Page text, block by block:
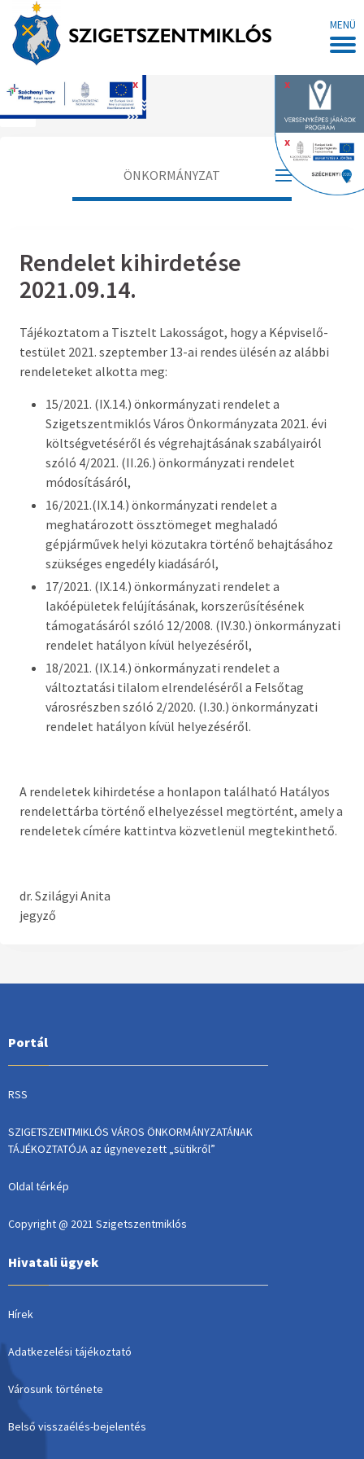
MENÜ
x
x
x
Főoldal
ÖNKORMÁNYZAT
Alpolgármester
Jegyző
Aljegyző
Országgyűlési képviselő
Képviselő-testület tagok és munkatervek
Képviselő-testületi és bizottsági ülések
anyagai
Hatályos rendelettár >
Képviselő-testületi tagok önéletrajzai,
vagyonnyilatkozatok
Bizottságok
Rendeletek kihirdetése
Nemzetiségi Önkormányzatok
Koncepciók
Rendelet kihirdetése
2021.09.14.
Tájékoztatom a Tisztelt Lakosságot, hogy a Képviselő-
testület 2021. szeptember 13-ai rendes ülésén az alábbi
rendeleteket alkotta meg:
15/2021. (IX.14.) önkormányzati rendelet a
Szigetszentmiklós Város Önkormányzata 2021. évi
költségvetéséről és végrehajtásának szabályairól
szóló 4/2021. (II.26.) önkormányzati rendelet
módosításáról,
16/2021.(IX.14.) önkormányzati rendelet a
meghatározott össztömeget meghaladó
gépjárművek helyi közutakra történő behajtásához
szükséges engedély kiadásáról,
17/2021. (IX.14.) önkormányzati rendelet a
lakóépületek felújításának, korszerűsítésének
támogatásáról szóló 12/2008. (IV.30.) önkormányzati
rendelet hatályon kívül helyezéséről,
18/2021. (IX.14.) önkormányzati rendelet a
változtatási tilalom elrendeléséről a Felsőtag
városrészben szóló 2/2020. (I.30.) önkormányzati
rendelet hatályon kívül helyezéséről.
A rendeletek kihirdetése a honlapon található Hatályos
rendelettárba történő elhelyezéssel megtörtént, amely a
rendeletek címére kattintva közvetlenül megtekinthető.
dr. Szilágyi Anita
jegyző
Portál
RSS
SZIGETSZENTMIKLÓS VÁROS ÖNKORMÁNYZATÁNAK
TÁJÉKOZTATÓJA az úgynevezett „sütikről”
Oldal térkép
Copyright @ 2021 Szigetszentmiklós
Hivatali ügyek
Hírek
Adatkezelési tájékoztató
Városunk története
Belső visszaélés-bejelentés